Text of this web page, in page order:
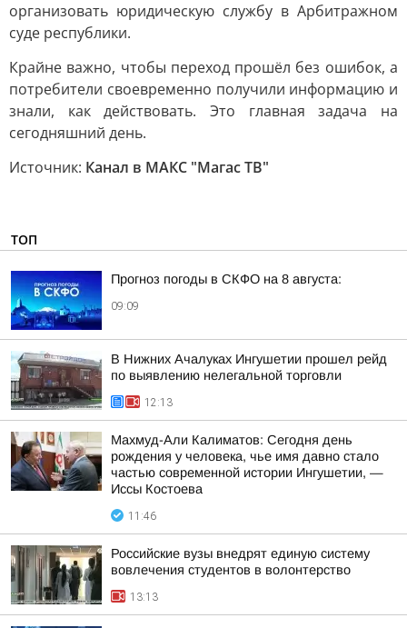
организовать юридическую службу в Арбитражном
суде республики.
Крайне важно, чтобы переход прошёл без ошибок, а
потребители своевременно получили информацию и
знали, как действовать. Это главная задача на
сегодняшний день.
Источник: Канал в МАКС "Магас ТВ"
ТОП
Прогноз погоды в СКФО на 8 августа:
09:09
В Нижних Ачалуках Ингушетии прошел рейд
по выявлению нелегальной торговли
12:13
Махмуд-Али Калиматов: Сегодня день
рождения у человека, чье имя давно стало
частью современной истории Ингушетии, —
Иссы Костоева
11:46
Российские вузы внедрят единую систему
вовлечения студентов в волонтерство
13:13